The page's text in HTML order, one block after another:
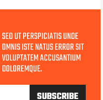
SED UT PERSPICIATIS UNDE
OMNIS ISTE NATUS ERROR SIT
VOLUPTATEM ACCUSANTIUM
DOLOREMQUE.